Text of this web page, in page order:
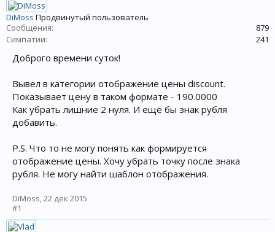
DiMoss Продвинутый пользователь
Сообщения:
879
Симпатии:
241
Доброго времени суток!
Вывел в категории отображение цены discount.
Показывает цену в таком формате - 190.0000
Как убрать лишние 2 нуля. И ещё бы знак рубля
добавить.
P.S. Что то не могу понять как формируется
отображение цены. Хочу убрать точку после знака
рубля. Не могу найти шаблон отображения.
DiMoss,22 дек 2015
#1